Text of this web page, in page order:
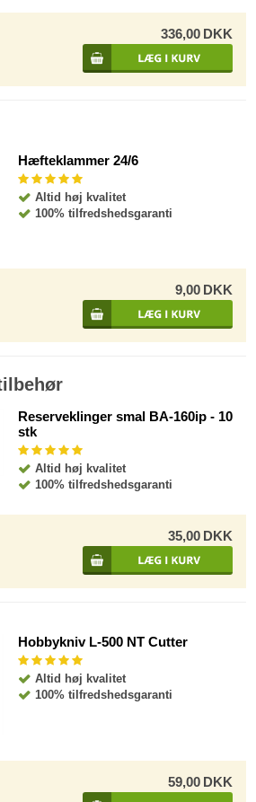
336,00 DKK
Hæfteklammer 24/6
Altid høj kvalitet
100% tilfredshedsgaranti
9,00 DKK
Reserveklinger smal BA-160ip - 10
stk
Altid høj kvalitet
100% tilfredshedsgaranti
35,00 DKK
Hobbykniv L-500 NT Cutter
Altid høj kvalitet
100% tilfredshedsgaranti
59,00 DKK